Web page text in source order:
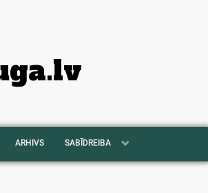
ARHIVS SABĪDREIBA